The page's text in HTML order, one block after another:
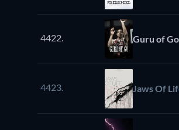
4422. Guru of Go
4423. Jaws Of